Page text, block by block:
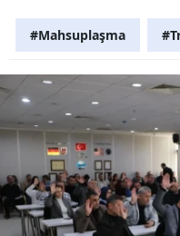
#Mahsuplaşma